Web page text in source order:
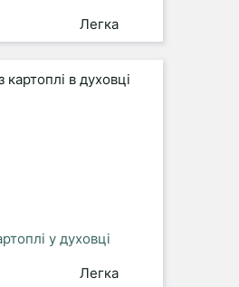
Легка
у духовці
Легка